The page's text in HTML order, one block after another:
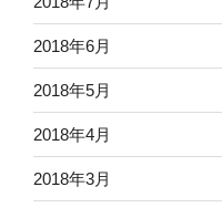
2018年6月
2018年5月
2018年4月
2018年3月